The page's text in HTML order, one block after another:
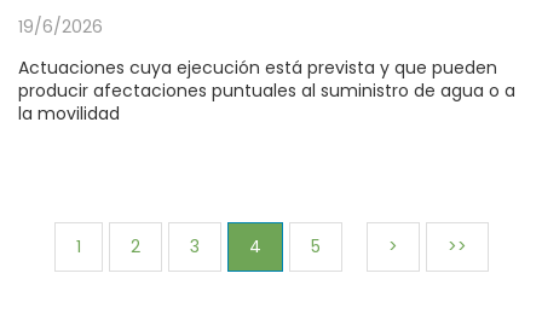
19/6/2026
Actuaciones cuya ejecución está prevista y que pueden
producir afectaciones puntuales al suministro de agua o a
la movilidad
1 2 3 4 5 > >>